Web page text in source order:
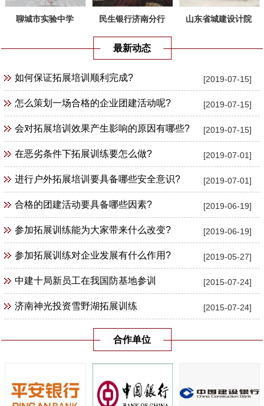
聊城市实验中学 民生银行济南分行 山东省城建设计院
最新动态
[2019-07-15]
如何保证拓展培训顺利完成?
[2019-07-15]
怎么策划一场合格的企业团建活动呢?
[2019-07-15]
会对拓展培训效果产生影响的原因有哪些?
[2019-07-01]
在恶劣条件下拓展训练要怎么做?
[2019-07-01]
进行户外拓展培训要具备哪些安全意识?
[2019-06-19]
合格的团建活动要具备哪些因素?
[2019-06-19]
参加拓展训练能为大家带来什么改变?
[2019-05-27]
参加拓展训练对企业发展有什么作用?
[2015-07-24]
中建十局新员工在我国防基地参训
[2015-07-24]
济南神光投资雪野湖拓展训练
合作单位